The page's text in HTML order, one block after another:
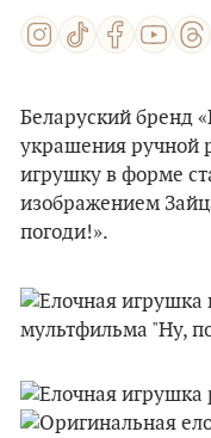
Беларуский бренд
украшения ручной
игрушку в форме
изображением
погоди!».